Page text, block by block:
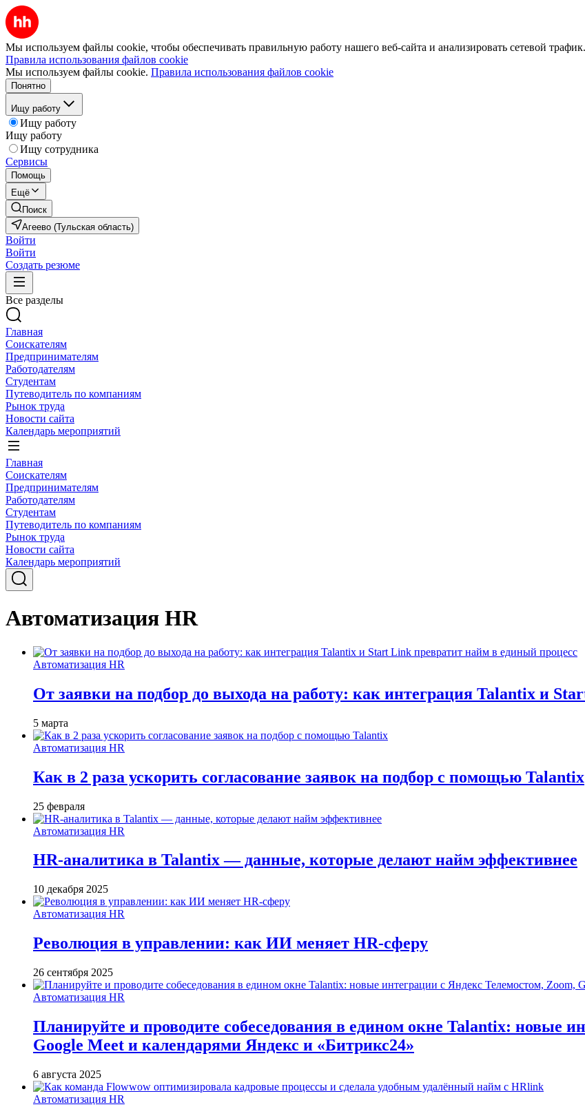
Мы используем файлы cookie, чтобы обеспечивать правильную работу нашего веб-сайта и анализировать сетевой трафик.
Правила использования файлов cookie
Мы используем файлы cookie. Правила использования файлов cookie
Понятно
Ищу работу
Ищу работу
Ищу работу
Ищу сотрудника
Сервисы
Помощь
Ещё
Поиск
Агеево (Тульская область)
Войти
Войти
Создать резюме
Все разделы
Главная
Соискателям
Предпринимателям
Работодателям
Студентам
Путеводитель по компаниям
Рынок труда
Новости сайта
Календарь мероприятий
Главная
Соискателям
Предпринимателям
Работодателям
Студентам
Путеводитель по компаниям
Рынок труда
Новости сайта
Календарь мероприятий
Автоматизация HR
Автоматизация HR
От заявки на подбор до выхода на работу: как интеграция Talantix и
5 марта
Автоматизация HR
Как в 2 раза ускорить согласование заявок на подбор с помощью Talantix
25 февраля
Автоматизация HR
HR-аналитика в Talantix — данные, которые делают найм эффективнее
10 декабря 2025
Автоматизация HR
Революция в управлении: как ИИ меняет HR-сферу
26 сентября 2025
Автоматизация HR
Планируйте и проводите собеседования в едином окне Talantix: новые
Google Meet и календарями Яндекс и «Битрикс24»
6 августа 2025
Автоматизация HR